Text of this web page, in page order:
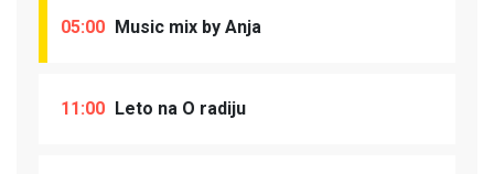
05:00 Music mix by Anja
11:00 Leto na O radiju